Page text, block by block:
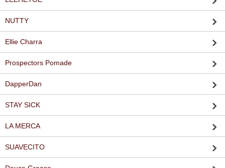
NUTTY
Ellie Charra
Prospectors Pomade
DapperDan
STAY SICK
LA MERCA
SUAVECITO